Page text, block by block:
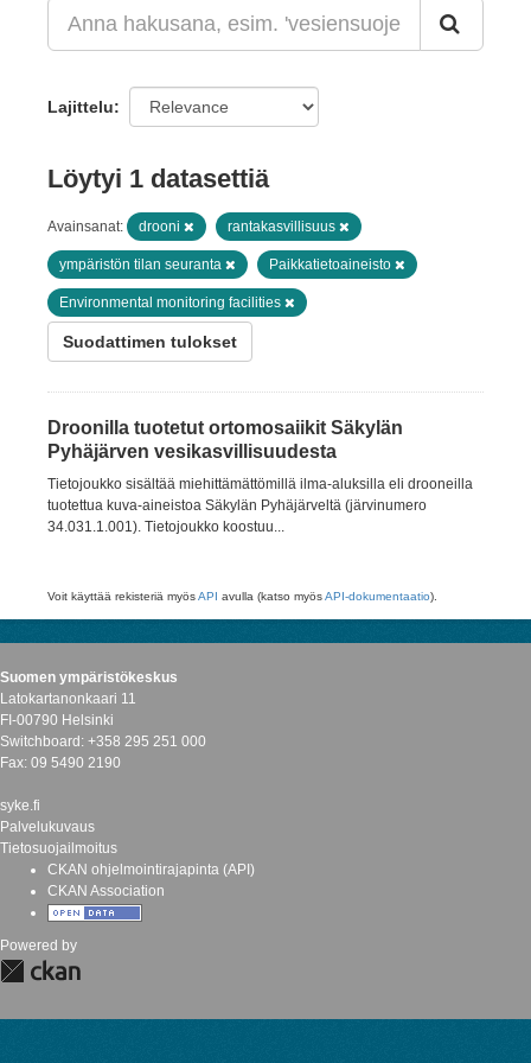
Lajittelu
Löytyi 1 datasettiä
Avainsanat: drooni rantakasvillisuus
ympäristön tilan seuranta Paikkatietoaineisto
Environmental monitoring facilities
Suodattimen tulokset
Droonilla tuotetut ortomosaiikit Säkylän
Pyhäjärven vesikasvillisuudesta
Tietojoukko sisältää miehittämättömillä ilma-aluksilla eli drooneilla
tuotettua kuva-aineistoa Säkylän Pyhäjärveltä (järvinumero
34.031.1.001). Tietojoukko koostuu...
Voit käyttää rekisteriä myösAPI avulla (katso myösAPI-dokumentaatio).
Suomen ympäristökeskus
Latokartanonkaari 11
FI-00790 Helsinki
Switchboard: +358 295 251 000
Fax: 09 5490 2190
syke.fi
Palvelukuvaus
Tietosuojailmoitus
CKAN ohjelmointirajapinta (API)
CKAN Association
Powered by